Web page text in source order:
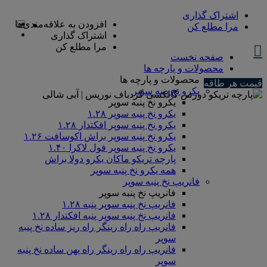
اشتراک گذاری
مرا مطلع کن
صفحه نخست
محصولات و پارچه ها
محصولات و پارچه ها
یکرو نخ پنبه سوپر
یکرو نخ پنبه سوپر
یکرو نخ پنبه سوپر ۱.۲۸
یکرو نخ پنبه سوپر افکتدار ۱.۲۸
یکرو نخ پنبه سوپر براش اکوسافت ۱.۲۶
یکرو نخ پنبه سوپر فول لاکرا ۱.۴۰
پارچه تریکو ماکان یکرو دولا براش
همه یکرو نخ پنبه سوپر
فانریپ نخ پنبه سوپر
فانریپ نخ پنبه سوپر
فانریپ نخ پنبه سوپر پنبه ۱.۲۸
فانریپ نخ پنبه سوپر پنبه افکتدار ۱.۲۸
فانریپ راه راه رینگر راه ریز ساده نخ پنبه
سوپر
فانریپ راه راه رینگر راه پهن ساده نخ پنبه
سوپر
قیمت هر طاقه
افزودن به علاقه‌مندی‌ها
اشتراک گذاری
مرا مطلع کن